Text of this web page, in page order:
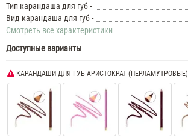
Тип карандаша для губ -
Вид карандаша для губ -
Смотреть все характеристики
Доступные варианты
КАРАНДАШИ ДЛЯ ГУБ АРИСТОКРАТ (ПЕРЛАМУТРОВЫЕ)